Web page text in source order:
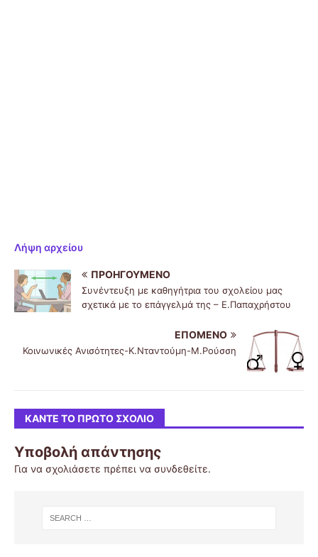
Λήψη αρχείου
ΠΡΟΗΓΟΎΜΕΝΟ
Συνέντευξη με καθηγήτρια του σχολείου μας
σχετικά με το επάγγελμά της – Ε.Παπαχρήστου
ΕΠΌΜΕΝΟ
Κοινωνικές Ανισότητες-Κ.Νταντούμη-Μ.Ρούσση
ΚΆΝΤΕ ΤΟ ΠΡΏΤΟ ΣΧΌΛΙΟ
Υποβολή απάντησης
Για να σχολιάσετε πρέπει να συνδεθείτε.